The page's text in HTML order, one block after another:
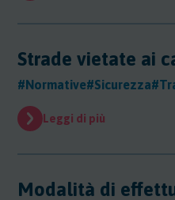
Strade vietate ai
#Normative#Sicurezza
Leggi di più
Modalità di